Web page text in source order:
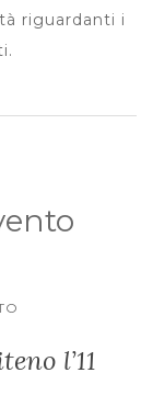
riguardanti i
l’11